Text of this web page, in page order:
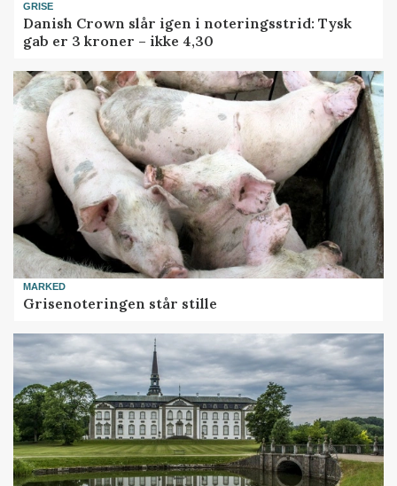
GRISE
Danish Crown slår igen i noteringsstrid: Tysk
gab er 3 kroner – ikke 4,30
MARKED
Grisenoteringen står stille